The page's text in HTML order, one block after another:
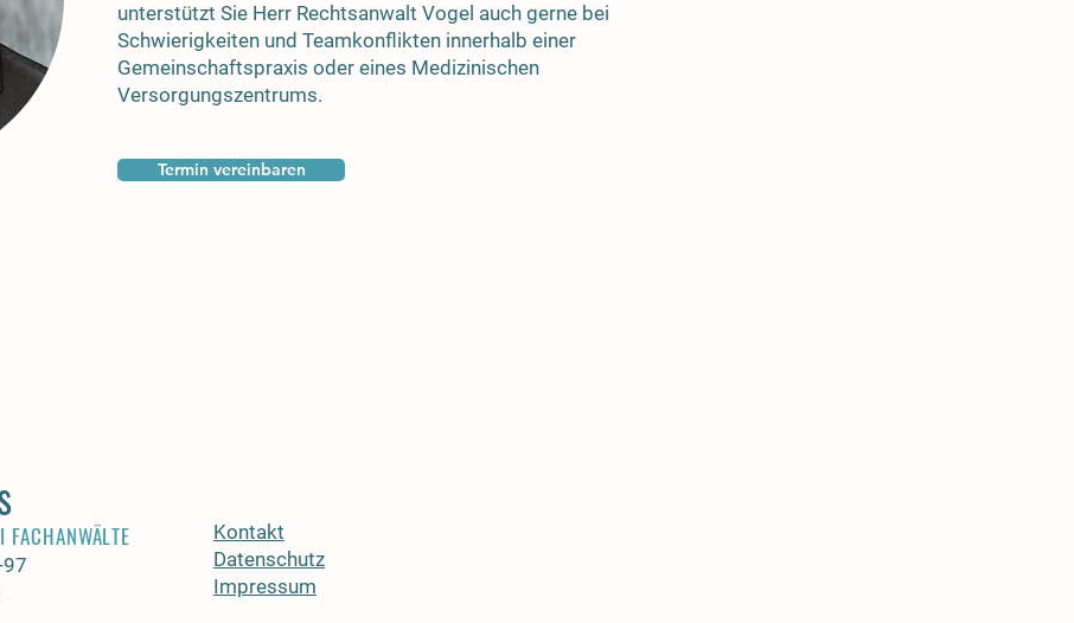
unterstützt Sie Herr Rechtsanwalt Vogel auch gerne bei
Schwierigkeiten und Teamkonflikten innerhalb einer
Gemeinschaftspraxis oder eines Medizinischen
Versorgungszentrums.
Termin vereinbaren
Kontakt
Datenschutz
Impressum
FACHANWÄLTE